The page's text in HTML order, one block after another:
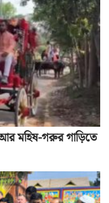
মহিষ-গরুর গাড়িতে